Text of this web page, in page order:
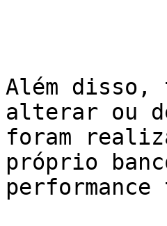
Além disso,
alterar ou
foram
próprio